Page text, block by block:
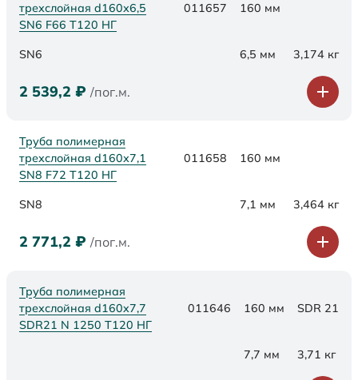
трехслойная d160х6,5
SN6 F66 Т120 НГ
011657 160 мм
SN6 6,5 мм 3,174 кг
2 539,2 ₽ /пог.м.
Труба полимерная
трехслойная d160х7,1
SN8 F72 Т120 НГ
011658 160 мм
SN8 7,1 мм 3,464 кг
2 771,2 ₽ /пог.м.
Труба полимерная
трехслойная d160x7,7
SDR21 N 1250 Т120 НГ
011646 160 мм SDR 21
7,7 мм 3,71 кг